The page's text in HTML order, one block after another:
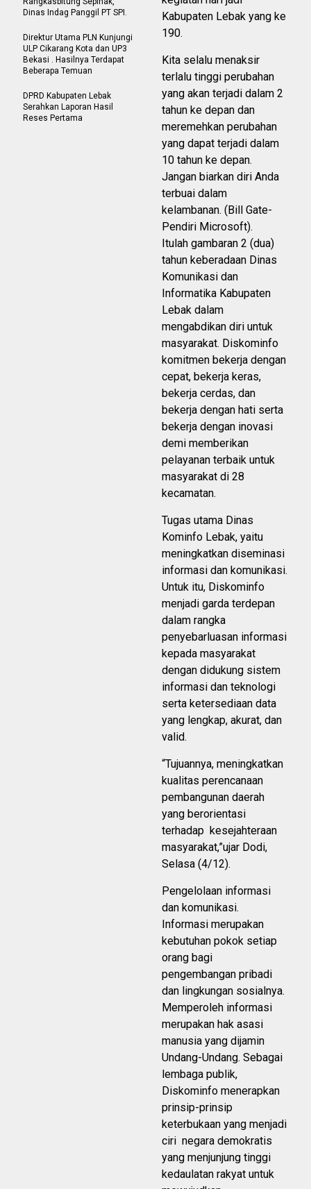
Kabupaten Lebak yang ke
190.
Kita selalu menaksir
terlalu tinggi perubahan
yang akan terjadi dalam 2
tahun ke depan dan
meremehkan perubahan
yang dapat terjadi dalam
10 tahun ke depan.
Jangan biarkan diri Anda
terbuai dalam
kelambanan. (Bill Gate-
Pendiri Microsoft).
Itulah gambaran 2 (dua)
tahun keberadaan Dinas
Komunikasi dan
Informatika Kabupaten
Lebak dalam
mengabdikan diri untuk
masyarakat. Diskominfo
komitmen bekerja dengan
cepat, bekerja keras,
bekerja cerdas, dan
bekerja dengan hati serta
bekerja dengan inovasi
demi memberikan
pelayanan terbaik untuk
masyarakat di 28
kecamatan.
Tugas utama Dinas
Kominfo Lebak, yaitu
meningkatkan diseminasi
informasi dan komunikasi.
Untuk itu, Diskominfo
menjadi garda terdepan
dalam rangka
penyebarluasan informasi
kepada masyarakat
dengan didukung sistem
informasi dan teknologi
serta ketersediaan data
yang lengkap, akurat, dan
valid.
“Tujuannya, meningkatkan
kualitas perencanaan
pembangunan daerah
yang berorientasi
terhadap kesejahteraan
masyarakat,”ujar Dodi,
Selasa (4/12).
Pengelolaan informasi
dan komunikasi.
Informasi merupakan
kebutuhan pokok setiap
orang bagi
pengembangan pribadi
dan lingkungan sosialnya.
Memperoleh informasi
merupakan hak asasi
manusia yang dijamin
Undang-Undang. Sebagai
lembaga publik,
Diskominfo menerapkan
prinsip-prinsip
keterbukaan yang menjadi
ciri negara demokratis
yang menjunjung tinggi
kedaulatan rakyat untuk
Dinas Indag Panggil PT SPI.
Direktur Utama PLN Kunjungi
ULP Cikarang Kota dan UP3
Bekasi . Hasilnya Terdapat
Beberapa Temuan
DPRD Kabupaten Lebak
Serahkan Laporan Hasil
Reses Pertama